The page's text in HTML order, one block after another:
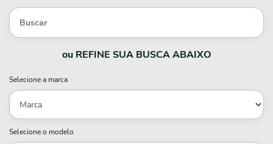
ou REFINE SUA BUSCA ABAIXO
Selecione a marca
Selecione o modelo